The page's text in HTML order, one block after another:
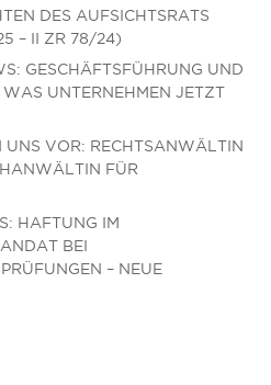
DES AUFSICHTSRATS
– II ZR 78/24)
GESCHÄFTSFÜHRUNG UND
UNTERNEHMEN JETZT
UNS VOR: RECHTSANWÄLTIN
FÜR
HAFTUNG IM
BEI
– NEUE